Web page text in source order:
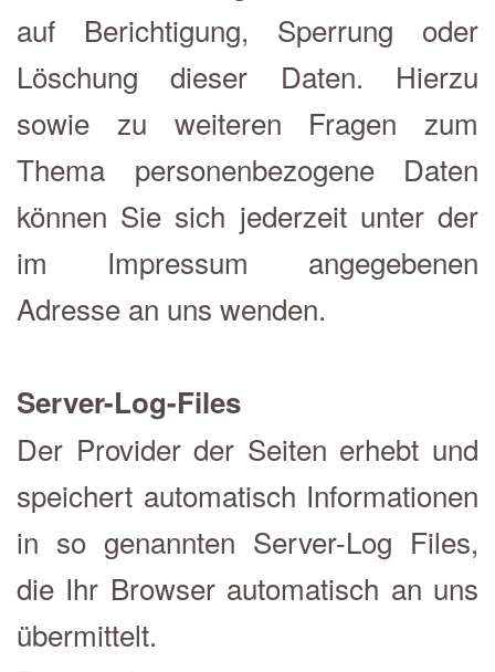
auf Berichtigung, Sperrung oder
Löschung dieser Daten. Hierzu
sowie zu weiteren Fragen zum
Thema personenbezogene Daten
können Sie sich jederzeit unter der
im Impressum angegebenen
Adresse an uns wenden.
Server-Log-Files
Der Provider der Seiten erhebt und
speichert automatisch Informationen
in so genannten Server-Log Files,
die Ihr Browser automatisch an uns
übermittelt.